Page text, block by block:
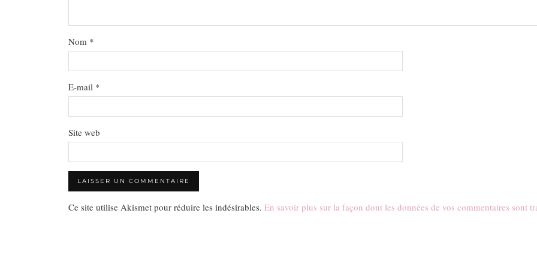
Nom *
E-mail *
Site web
Ce site utilise Akismet pour réduire les indésirables. En savoir plus sur la façon dont les données de vos commentaires sont